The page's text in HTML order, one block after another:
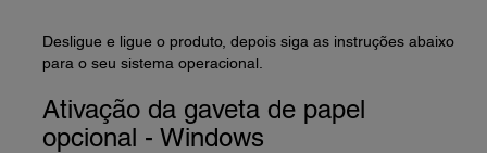
Desligue e ligue o produto, depois siga as instruções abaixo
para o seu sistema operacional.
Ativação da gaveta de papel
opcional - Windows